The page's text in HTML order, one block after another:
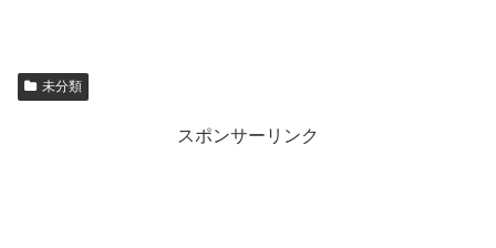
未分類
スポンサーリンク